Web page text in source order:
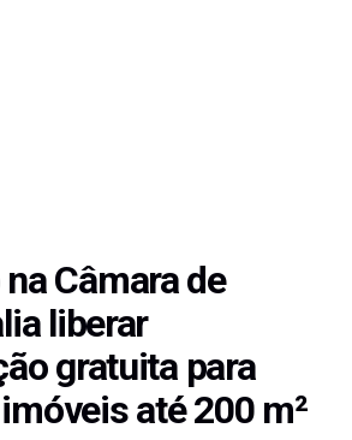
Câmara de
liberar
gratuita para
até 200 m²